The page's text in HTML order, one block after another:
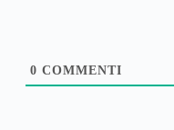
0 COMMENTI